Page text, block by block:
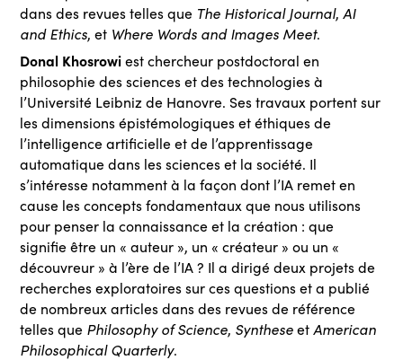
dans des revues telles que The Historical Journal,AI
and Ethics, et Where Words and Images Meet.
Donal Khosrowiest chercheur postdoctoral en
philosophie des sciences et des technologies à
l’Université Leibniz de Hanovre. Ses travaux portent sur
les dimensions épistémologiques et éthiques de
l’intelligence artificielle et de l’apprentissage
automatique dans les sciences et la société. Il
s’intéresse notamment à la façon dont l’IA remet en
cause les concepts fondamentaux que nous utilisons
pour penser la connaissance et la création : que
signifie être un « auteur », un « créateur » ou un «
découvreur » à l’ère de l’IA ? Il a dirigé deux projets de
recherches exploratoires sur ces questions et a publié
de nombreux articles dans des revues de référence
telles que Philosophy of Science, SyntheseetAmerican
Philosophical Quarterly.